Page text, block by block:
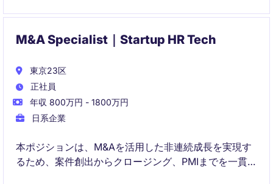
M&A Specialist｜Startup HR Tech
東京23区
正社員
年収 800万円 - 1800万円
日系企業
本ポジションは、M&Aを活用した非連続成長を実現す
るため、案件創出からクロージング、PMIまでを一貫し